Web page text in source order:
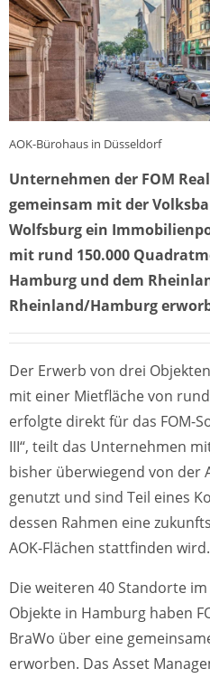
AOK-Bürohaus in Düsseldorf
Unternehmen der FOM
gemeinsam mit der
Wolfsburg ein
mit rund 150.000
Hamburg und dem
Rheinland/Hamburg
Der Erwerb von drei
mit einer Mietfläche von
erfolgte direkt für das FOM-
III“, teilt das Unternehmen
bisher überwiegend von der
genutzt und sind Teil eines
dessen Rahmen eine
AOK-Flächen stattfinden wird.
Die weiteren 40 Standorte
Objekte in Hamburg haben
BraWo über eine
erworben. Das Asset